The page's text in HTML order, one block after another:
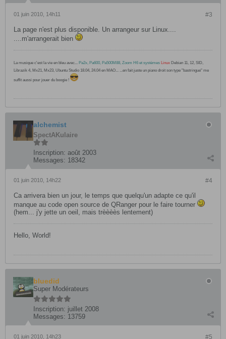
#3
01 juin 2010, 14h11
La page n'est plus disponible. Un arrangeur sur Linux....
....m'arrangerait bien
La musique c'est la vie en bleu avec... Pa2x, Pa600, Pa500M88, Zoom H6 et systèmes Linux Debian 11, 12, SID,
Librazik 4, Mx21, Mx23, Ubuntu Studio 18.04, 24.04 en MAO... ...en fait juste un piano droit son type "bastringue" me
suffit aussi pour jouer du boogie !
alchemist
SpectAKulaire
Inscription: août 2003
Messages: 18342
#4
01 juin 2010, 14h22
Ca arrivera bien un jour, le temps que quelqu'un adapte ce qu'il
manque au code open source de QRanger pour le faire tourner
(hem... j'y jette un oeil, mais trèèèès lentement)
Hello, World!
bluedid
Super Modérateurs
Inscription: juillet 2008
Messages: 13759
#5
01 juin 2010, 14h23